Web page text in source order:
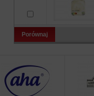
Porównaj